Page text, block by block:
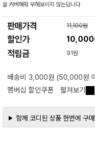
을 커버해줘 부해보이지 않는답니다
판매가격 11,100원
할인가 10,000
적립금 91원
배송비 3,000원 (50,000원
멤버십 할인쿠폰
펼쳐보기
함께 코디된 상품 한번에 구매